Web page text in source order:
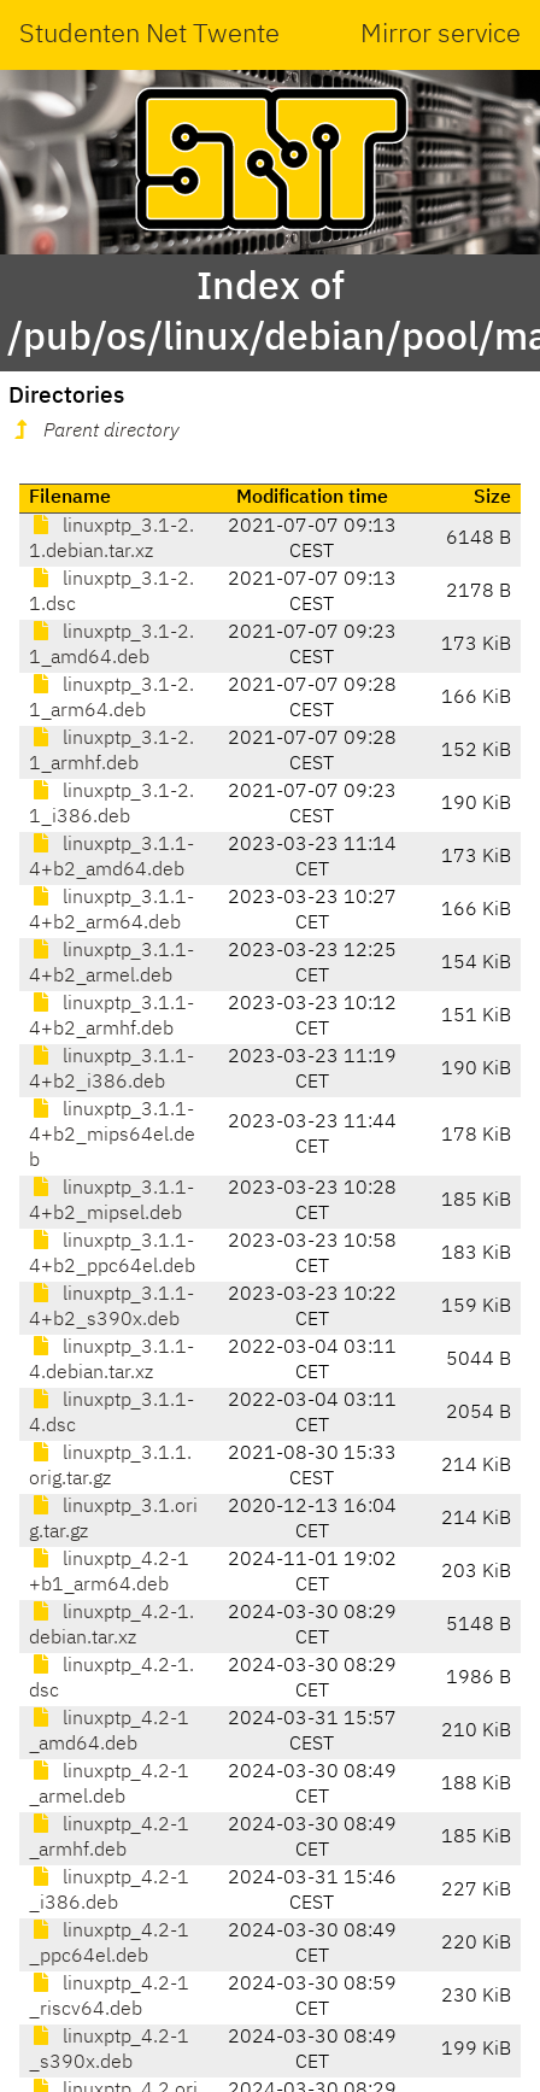
Studenten Net Twente Mirror service
Index of
/pub/os/linux/debian/pool/
Directories
Parent directory
Filename Modification time
Size
linuxptp_3.1-2.
1.debian.tar.xz
2021-07-07 09:13
CEST
6148 B
linuxptp_3.1-2.
1.dsc
2021-07-07 09:13
CEST
2178 B
linuxptp_3.1-2.
1_amd64.deb
2021-07-07 09:23
CEST
173 KiB
linuxptp_3.1-2.
1_arm64.deb
2021-07-07 09:28
CEST
166 KiB
linuxptp_3.1-2.
1_armhf.deb
2021-07-07 09:28
CEST
152 KiB
linuxptp_3.1-2.
1_i386.deb
2021-07-07 09:23
CEST
190 KiB
linuxptp_3.1.1-
4+b2_amd64.deb
2023-03-23 11:14
CET
173 KiB
linuxptp_3.1.1-
4+b2_arm64.deb
2023-03-23 10:27
CET
166 KiB
linuxptp_3.1.1-
4+b2_armel.deb
2023-03-23 12:25
CET
154 KiB
linuxptp_3.1.1-
4+b2_armhf.deb
2023-03-23 10:12
CET
151 KiB
linuxptp_3.1.1-
4+b2_i386.deb
2023-03-23 11:19
CET
190 KiB
linuxptp_3.1.1-
4+b2_mips64el.de
b
2023-03-23 11:44
CET
178 KiB
linuxptp_3.1.1-
4+b2_mipsel.deb
2023-03-23 10:28
CET
185 KiB
linuxptp_3.1.1-
4+b2_ppc64el.deb
2023-03-23 10:58
CET
183 KiB
linuxptp_3.1.1-
4+b2_s390x.deb
2023-03-23 10:22
CET
159 KiB
linuxptp_3.1.1-
4.debian.tar.xz
2022-03-04 03:11
CET
5044 B
linuxptp_3.1.1-
4.dsc
2022-03-04 03:11
CET
2054 B
linuxptp_3.1.1.
orig.tar.gz
2021-08-30 15:33
CEST
214 KiB
linuxptp_3.1.ori
g.tar.gz
2020-12-13 16:04
CET
214 KiB
linuxptp_4.2-1
+b1_arm64.deb
2024-11-01 19:02
CET
203 KiB
linuxptp_4.2-1.
debian.tar.xz
2024-03-30 08:29
CET
5148 B
linuxptp_4.2-1.
dsc
2024-03-30 08:29
CET
1986 B
linuxptp_4.2-1
_amd64.deb
2024-03-31 15:57
CEST
210 KiB
linuxptp_4.2-1
_armel.deb
2024-03-30 08:49
CET
188 KiB
linuxptp_4.2-1
_armhf.deb
2024-03-30 08:49
CET
185 KiB
linuxptp_4.2-1
_i386.deb
2024-03-31 15:46
CEST
227 KiB
linuxptp_4.2-1
_ppc64el.deb
2024-03-30 08:49
CET
220 KiB
linuxptp_4.2-1
_riscv64.deb
2024-03-30 08:59
CET
230 KiB
linuxptp_4.2-1
_s390x.deb
2024-03-30 08:49
CET
199 KiB